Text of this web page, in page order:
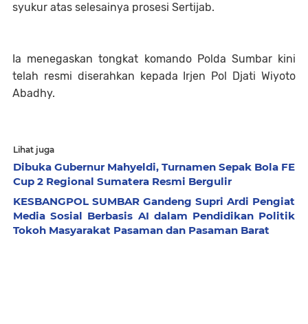
syukur atas selesainya prosesi Sertijab.
Ia menegaskan tongkat komando Polda Sumbar kini
telah resmi diserahkan kepada Irjen Pol Djati Wiyoto
Abadhy.
Lihat juga
Dibuka Gubernur Mahyeldi, Turnamen Sepak Bola FE
Cup 2 Regional Sumatera Resmi Bergulir
KESBANGPOL SUMBAR Gandeng Supri Ardi Pengiat
Media Sosial Berbasis AI dalam Pendidikan Politik
Tokoh Masyarakat Pasaman dan Pasaman Barat